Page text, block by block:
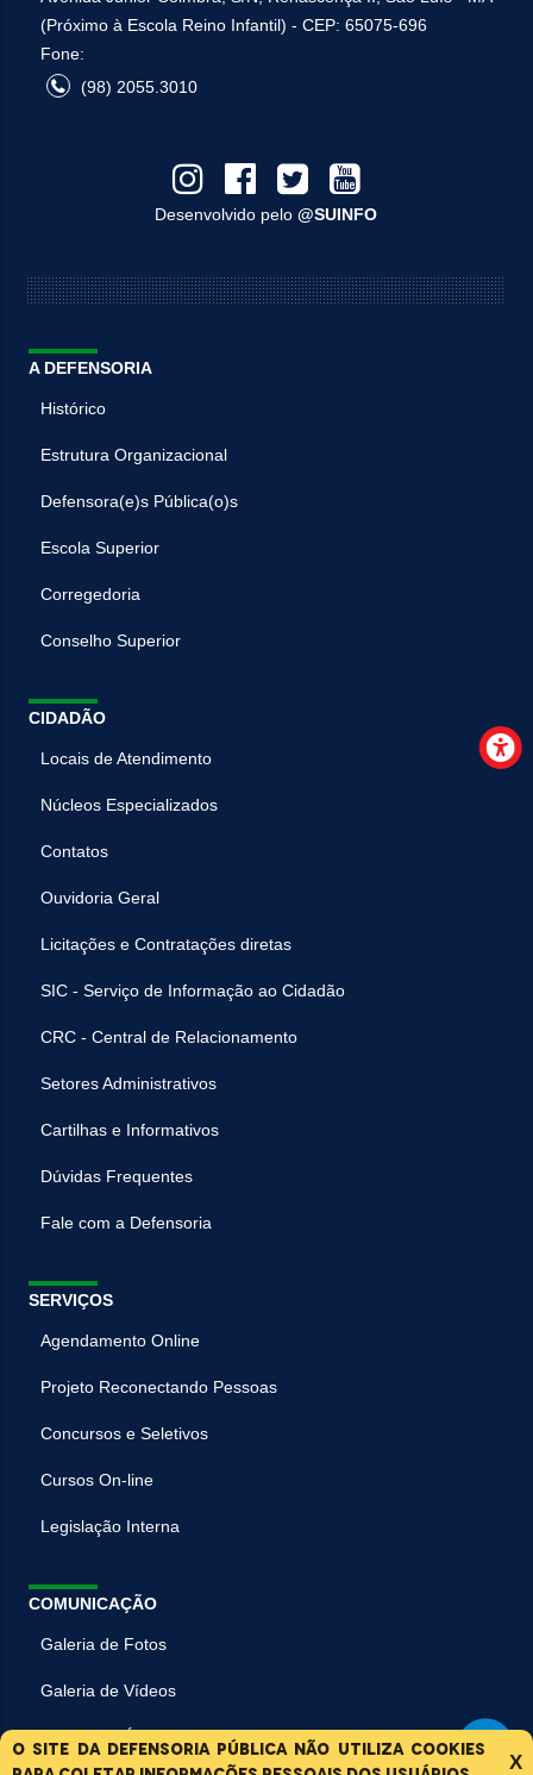
O site da Defensoria Pública não utiliza cookies
X
(Próximo à Escola Reino Infantil) - CEP: 65075-696
Fone:
(98) 2055.3010
Desenvolvido pelo@SUINFO
A DEFENSORIA
Histórico
Estrutura Organizacional
Defensora(e)s Pública(o)s
Escola Superior
Corregedoria
Conselho Superior
CIDADÃO
Locais de Atendimento
Núcleos Especializados
Contatos
Ouvidoria Geral
Licitações e Contratações diretas
SIC - Serviço de Informação ao Cidadão
CRC - Central de Relacionamento
Setores Administrativos
Cartilhas e Informativos
Dúvidas Frequentes
Fale com a Defensoria
SERVIÇOS
Agendamento Online
Projeto Reconectando Pessoas
Concursos e Seletivos
Cursos On-line
Legislação Interna
COMUNICAÇÃO
Galeria de Fotos
Galeria de Vídeos